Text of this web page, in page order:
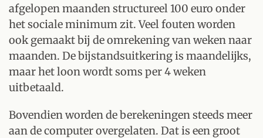
afgelopen maanden structureel 100 euro onder
het sociale minimum zit. Veel fouten worden
ook gemaakt bij de omrekening van weken naar
maanden. De bijstandsuitkering is maandelijks,
maar het loon wordt soms per 4 weken
uitbetaald.
Bovendien worden de berekeningen steeds meer
aan de computer overgelaten. Dat is een groot